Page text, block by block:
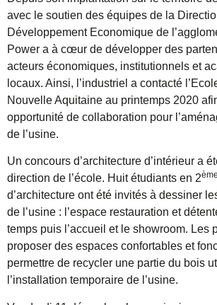
avec le soutien des équipes de la
Développement Economique de
Power a à cœur de développer des
acteurs économiques, institutionnels et
locaux. Ainsi, l’industriel a contacté
Nouvelle Aquitaine au printemps 2020
opportunité de collaboration pour
de l’usine.
Un concours d’architecture d’intérieur a
direction de l’école. Huit étudiants en 2ème
d’architecture ont été invités à dessiner
de l’usine : l’espace restauration et
temps puis l’accueil et le showroom. Les
proposer des espaces confortables et
permettre de recycler une partie du bois
l’installation temporaire de l’usine.